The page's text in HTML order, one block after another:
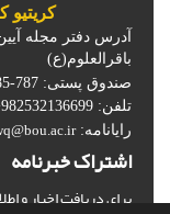
کریتیو
آدرس دفتر مجله
باقرالعلوم(ع)
صندوق پستی: 787-37185.
تلفن: 982532136699+
رایانامه:
اشتراک خبرنامه
برای دریافت اخبار و